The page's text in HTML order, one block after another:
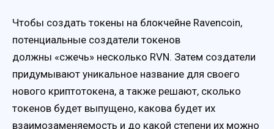
Чтобы создать токены на блокчейне Ravencoin,
потенциальные создатели токенов
должны «сжечь» несколько RVN. Затем создатели
придумывают уникальное название для своего
нового криптотокена, а также решают, сколько
токенов будет выпущено, какова будет их
взаимозаменяемость и до какой степени их можно